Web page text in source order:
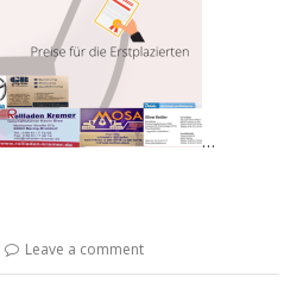
…
Leave a comment